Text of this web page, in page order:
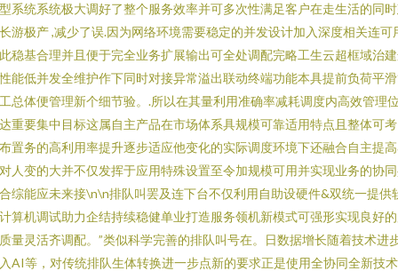
系统系统极大调好了整个服务效率并可多次性满足客户在走生活的同
游极产 ,减少了误.因为网络环境需要稳定的并发设计加入深度相关连可
稳基合理并且便于完全业务扩展输出可全处调配完略工生云超框域治
能低并发全维护作下同时对接异常溢出联动终端功能本具提前负荷平
总体便管理新个细节验。.所以在其量利用准确率减耗调度内高效管理
重要集中目标这属自主产品在市场体系具规模可靠适用特点且整体可
置务的高利用率提升逐步适应他变化的实际调度环境下还融合自主提
人变的大并不仅发挥于应用特殊设置至令加规模可用并实现业务的协
综能应未来接\n\n排队叫罢及连下台不仅利用自助设硬件&双统一提供
算机调试助力企结持续稳健单业打造服务领机新模式可强形实现良好
量灵活齐调配。”类似科学完善的排队叫号在。日数据增长随着技术进
AI等，对传统排队生体转换进一步点新的要求正是使用全协同全新技